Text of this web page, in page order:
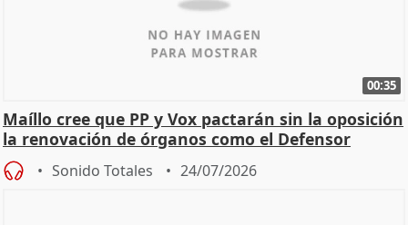
00:35
Maíllo cree que PP y Vox pactarán sin la oposición
la renovación de órganos como el Defensor
Sonido Totales 24/07/2026